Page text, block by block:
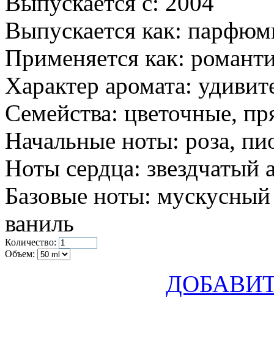
Выпускается как:
Применяется как:
Характер аромата:
Семейства: цветочные,
Начальные ноты: роза,
Ноты сердца: звездчатый
Базовые ноты: мускусный
ваниль
Количество:
Объем: